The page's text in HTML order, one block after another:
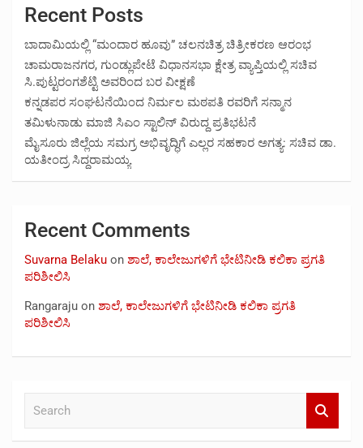
Recent Posts
ಬಾದಾಮಿಯಲ್ಲಿ “ಮಂದಾರ ಹೂವು” ಚಲನಚಿತ್ರ ಚಿತ್ರೀಕರಣ ಆರಂಭ
ಚಾಮರಾಜನಗರ, ಗುಂಡ್ಲುಪೇಟೆ ವಿಧಾನಸಭಾ ಕ್ಷೇತ್ರ ವ್ಯಾಪ್ತಿಯಲ್ಲಿ ಸಚಿವ
ಸಿ.ಪುಟ್ಟರಂಗಶೆಟ್ಟಿ ಅವರಿಂದ ಬರ ವೀಕ್ಷಣೆ
ಕನ್ನಡಪರ ಸಂಘಟನೆಯಿಂದ ನಿರ್ಮಲ ಮಠಪತಿ ರವರಿಗೆ ಸನ್ಮಾನ
ತಮಿಳುನಾಡು ಮಾಜಿ ಸಿಎಂ ಸ್ಟಾಲಿನ್ ವಿರುದ್ದ ಪ್ರತಿಭಟನೆ
ಮೈಸೂರು ಜಿಲ್ಲೆಯ ಸಮಗ್ರ ಅಭಿವೃದ್ಧಿಗೆ ಎಲ್ಲರ ಸಹಕಾರ ಅಗತ್ಯ: ಸಚಿವ ಡಾ.
ಯತೀಂದ್ರ ಸಿದ್ದರಾಮಯ್ಯ
Recent Comments
Suvarna Belaku on ಶಾಲೆ, ಕಾಲೇಜುಗಳಿಗೆ ಭೇಟಿನೀಡಿ ಕಲಿಕಾ ಪ್ರಗತಿ
ಪರಿಶೀಲಿಸಿ
Rangaraju on ಶಾಲೆ, ಕಾಲೇಜುಗಳಿಗೆ ಭೇಟಿನೀಡಿ ಕಲಿಕಾ ಪ್ರಗತಿ
ಪರಿಶೀಲಿಸಿ